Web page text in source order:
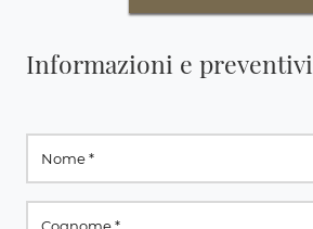
Informazioni e preventivi